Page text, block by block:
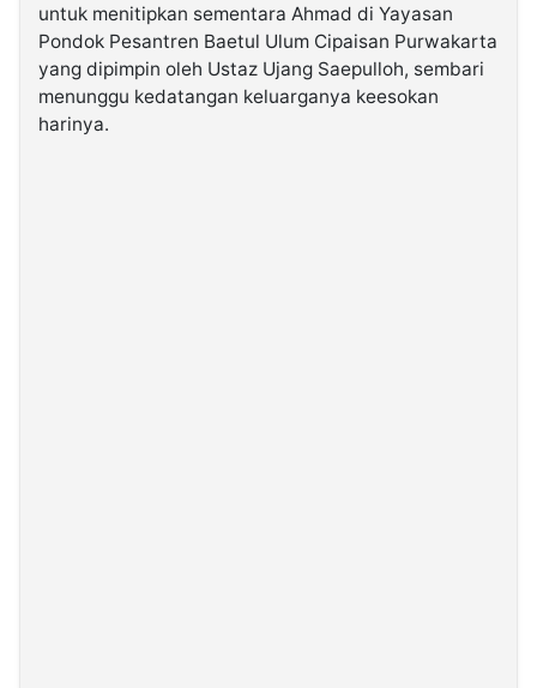
untuk menitipkan sementara Ahmad di Yayasan
Pondok Pesantren Baetul Ulum Cipaisan Purwakarta
yang dipimpin oleh Ustaz Ujang Saepulloh, sembari
menunggu kedatangan keluarganya keesokan
harinya.